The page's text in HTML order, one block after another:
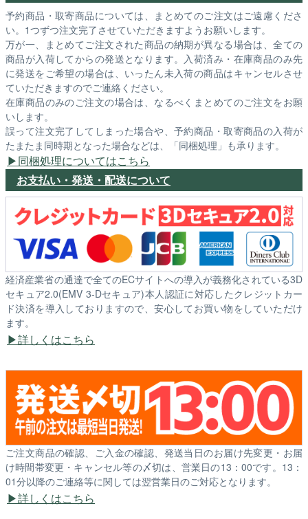
予約商品・取寄商品については、まとめてのご注文はご遠慮くださ
い。1つずつ注文完了させていただきますようお願いします。
万が一、まとめてご注文された商品の納期が異なる場合は、全ての
商品が入荷してからの発送となります。入荷済み・在庫商品のみ先
に発送をご希望の場合は、いったん未入荷の商品はキャンセルさせ
ていただきますのでご連絡ください。
在庫商品のみのご注文の場合は、なるべくまとめてのご注文をお願
いします。
誤って注文完了してしまった場合や、予約商品・取寄商品の入荷が
たまたま同時期となった場合などは、「同梱処理」も承ります。
同梱処理についてはこちら
お支払い・発送・配送について
経済産業省の通達で全てのECサイトへの導入が義務化されている3D
セキュア2.0(EMV 3-Dセキュア)本人認証に対応したクレジットカー
ド決済を導入しておりますので、安心してお買い物をしていただけ
ます。
詳しくはこちら
ご注文商品の確認、ご入金の確認、発送当日のお届け先変更・お届
け時間帯変更・キャンセル等の〆切は、営業日の13：00です。13：
01分以降のご連絡等に関しては翌営業日のご対応となります。
詳しくはこちら